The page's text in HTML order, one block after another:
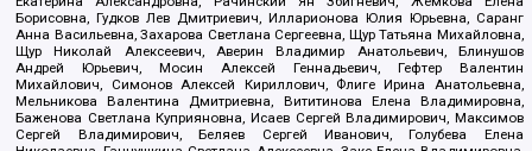
Борисовна, Гудков Лев Дмитриевич, Илларионова Юлия Юрьевна, Саранг
Анна Васильевна, Захарова Светлана Сергеевна, Щур Татьяна Михайловна,
Щур Николай Алексеевич, Аверин Владимир Анатольевич, Блинушов
Андрей Юрьевич, Мосин Алексей Геннадьевич, Гефтер Валентин
Михайлович, Симонов Алексей Кириллович, Флиге Ирина Анатольевна,
Мельникова Валентина Дмитриевна, Вититинова Елена Владимировна,
Баженова Светлана Куприяновна, Исаев Сергей Владимирович, Максимов
Сергей Владимирович, Беляев Сергей Иванович, Голубева Елена